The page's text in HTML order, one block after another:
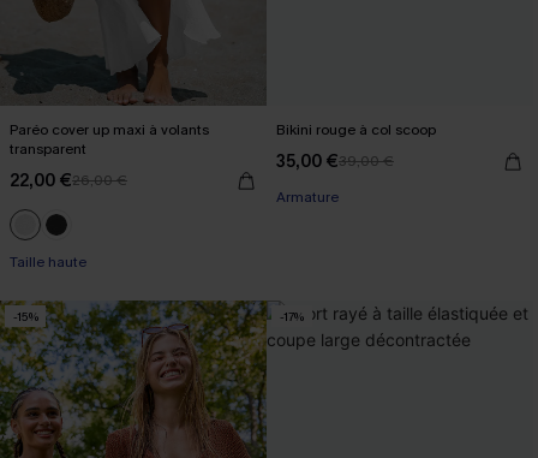
Paréo cover up maxi à volants
transparent
22,00 €26,00 €
Taille haute
Bikini rouge à col scoop
35,00 €39,00 €
Armature
-15% -17%